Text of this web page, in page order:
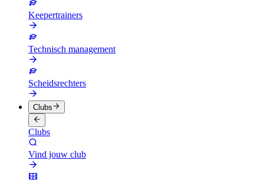
Keepertrainers
Technisch management
Scheidsrechters
Clubs
Clubs
Vind jouw club